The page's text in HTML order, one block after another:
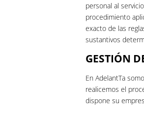
personal al
procedimiento
exacto de las
sustantivos
GESTIÓN
En AdelantTa
realicemos el
dispone su